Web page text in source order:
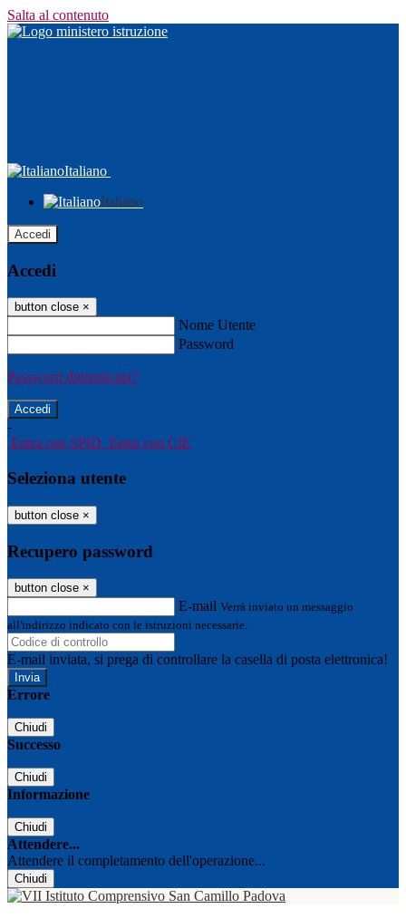
Salta al contenuto
Italiano
Italiano
Accedi
Accedi
button close ×
Nome Utente
Password
Password dimenticata?
-
Entra con SPID Entra con CIE
Seleziona utente
button close ×
Recupero password
button close ×
E-mail Verrà inviato un messaggio
all'indirizzo indicato con le istruzioni necessarie.
E-mail inviata, si prega di controllare la casella di posta elettronica!
Errore
Chiudi
Successo
Chiudi
Informazione
Chiudi
Attendere...
Attendere il completamento dell'operazione...
Chiudi